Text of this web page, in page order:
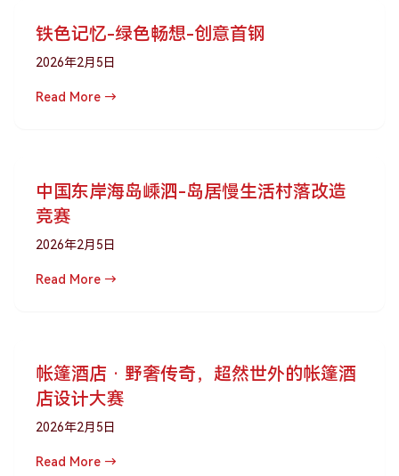
铁色记忆-绿色畅想-创意首钢
2026年2月5日
Read More →
中国东岸海岛嵊泗-岛居慢生活村落改造
竞赛
2026年2月5日
Read More →
帐篷酒店 · 野奢传奇，超然世外的帐篷酒
店设计大赛
2026年2月5日
Read More →